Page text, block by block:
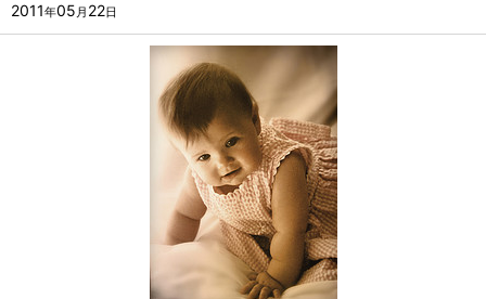
2011年05 月 22日